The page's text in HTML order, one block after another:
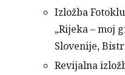
Izložba
„Rijeka – moj
Slovenije,
Revijalna